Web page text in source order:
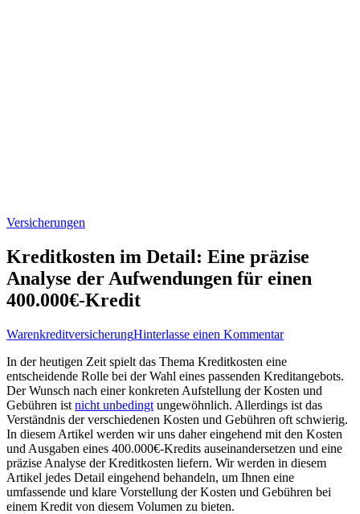
Versicherungen
Kreditkosten im Detail: Eine präzise
Analyse der Aufwendungen für einen
400.000€-Kredit
WarenkreditversicherungHinterlasse einen Kommentarzu
im
Detail:
Eine
präzise
Analyse
der
für
einen
400.000€-
In ⁤der ‍heutigen Zeit spielt ‌das Thema ‍Kreditkosten eine
entscheidende Rolle bei der Wahl eines passenden Kreditangebots.
Der Wunsch nach einer konkreten Aufstellung der Kosten und‍
Gebühren ‌ist nicht unbedingt ungewöhnlich. ‌Allerdings ist ‍das‌
Verständnis ​der verschiedenen‍ Kosten und ‍Gebühren oft⁢ schwierig.
In diesem Artikel werden⁢ wir uns ‌daher⁢ eingehend‍ mit den Kosten
und Ausgaben eines 400.000€-Kredits auseinandersetzen und eine
präzise Analyse⁣ der Kreditkosten liefern.‌ Wir ​werden in diesem
Artikel‌ jedes⁢ Detail‌ eingehend behandeln, ⁣um Ihnen eine
umfassende ⁣und ‍klare Vorstellung der Kosten‌ und Gebühren bei
einem Kredit von diesem Volumen zu bieten.